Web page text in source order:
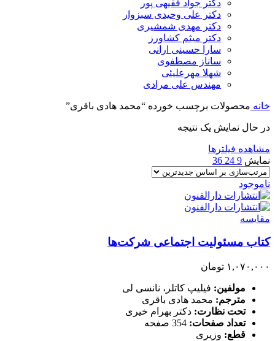
دکتر جواد فقیهی پور
دکتر علی وحیدی سبزوار
دکتر مهدی شمشیری
دکتر میثم کشاورز
سارا حسینی ارانی
ساناز مصطفوی
شهلا مهرعلیئی
مهندس علی مرادی
خانه محصولات برچسب خورده “محمد هادی باقری”
در حال نمایش یک نتیجه
مشاهده فیلترها
نمایش 9
24
36
ناموجود
مقایسه
کتاب مسئولیت اجتماعی شرکت‌ها
۱,۰۷۰,۰۰۰ تومان
مولفین: فیلیپ کاتلر، نانسی لی
مترجم: محمد هادی باقری
تحت نظارت: دکتر بهرام خیری
تعداد صفحات:
قطع: وزیری